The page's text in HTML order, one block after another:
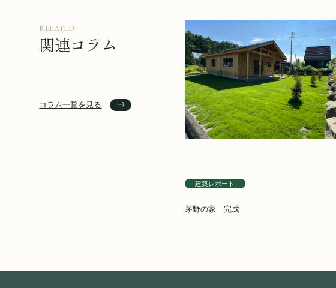
RELATED
関連コラム
コラム一覧を見る
建築レポート
茅野の家 完成